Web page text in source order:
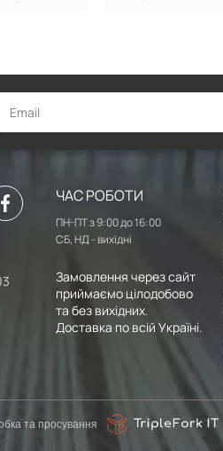
ЧАС РОБОТИ
ПН-ПТ з 9:00 до 16:00
СБ, НД - вихідні
Замовлення через сайт
приймаємо цілодобово
та без вихідних.
Доставка по всій Україні.
та просування